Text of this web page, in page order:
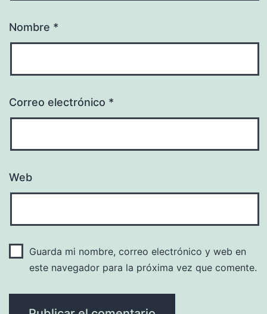
Nombre *
Correo electrónico *
Web
Guarda mi nombre, correo electrónico y web en
este navegador para la próxima vez que comente.